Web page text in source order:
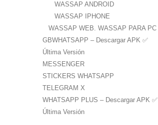
WASSAP ANDROID
WASSAP IPHONE
WASSAP WEB. WASSAP PARA PC
GBWHATSAPP – Descargar APK ✅️
Última Versión
MESSENGER
STICKERS WHATSAPP
TELEGRAM X
WHATSAPP PLUS – Descargar APK ✅️
Última Versión